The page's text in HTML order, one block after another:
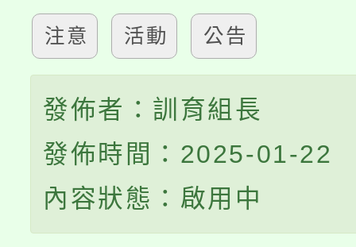
注意 活動 公告
發佈者：訓育組長
發佈時間：2025-01-22
內容狀態：啟用中